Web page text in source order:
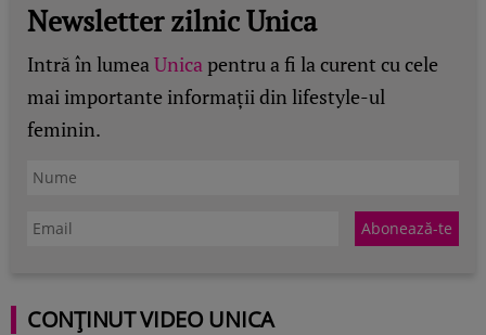
Newsletter zilnic Unica
Intră în lumeaUnicapentru a fi la curent cu cele
mai importante informații din lifestyle-ul
feminin.
CONȚINUT VIDEO UNICA